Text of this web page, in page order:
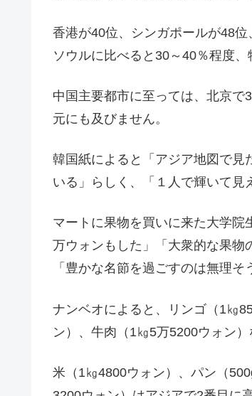
香港が40位、シンガポールが48
ソウルに比べると30～40％程度
中国主要都市に至っては、北京で
元にも及びません。
韓国紙によると「アジア地図で見
いる」らしく、「１人で輝いて見
マートに果物を買いに来た大学
万ウォンもした」「大衆的な果物
「豊かな名節を過ごすのは無理
ナンベオによると、リンゴ（1㎏
ン）、牛肉（1㎏5万5200ウォン
米（1㎏4800ウォン）、パン（